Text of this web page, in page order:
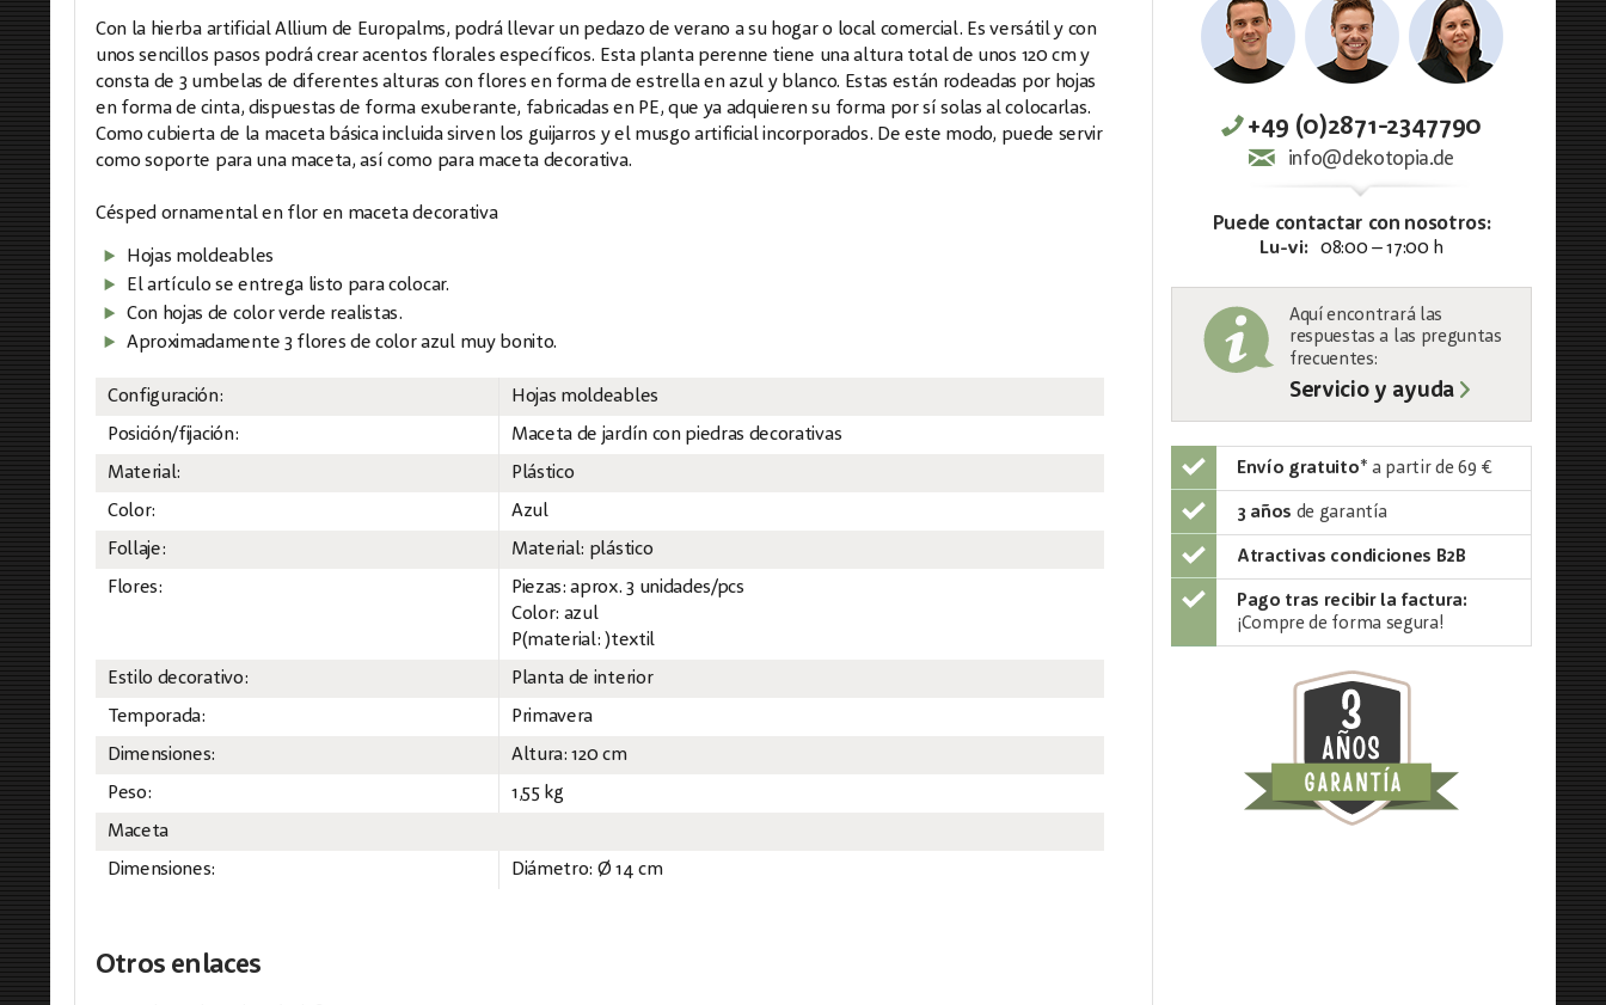
Con la hierba artificial Allium de Europalms, podrá llevar un pedazo de verano a su hogar o local comercial. Es versátil y con
unos sencillos pasos podrá crear acentos florales específicos. Esta planta perenne tiene una altura total de unos 120 cm y
consta de 3 umbelas de diferentes alturas con flores en forma de estrella en azul y blanco. Estas están rodeadas por hojas
en forma de cinta, dispuestas de forma exuberante, fabricadas en PE, que ya adquieren su forma por sí solas al colocarlas.
Como cubierta de la maceta básica incluida sirven los guijarros y el musgo artificial incorporados. De este modo, puede servir
como soporte para una maceta, así como para maceta decorativa.
Césped ornamental en flor en maceta decorativa
Hojas moldeables
El artículo se entrega listo para colocar.
Con hojas de color verde realistas.
Aproximadamente 3 flores de color azul muy bonito.
Configuración:
Hojas moldeables
Posición/fijación:
Maceta de jardín con piedras decorativas
Material:
Plástico
Color:
Azul
Follaje:
Material: plástico
Flores:
Piezas: aprox. 3 unidades/pcs
Color: azul
P(material: )textil
Estilo decorativo:
Planta de interior
Temporada:
Primavera
Dimensiones:
Altura: 120 cm
Peso:
1,55 kg
Maceta
Dimensiones:
Diámetro: Ø 14 cm
Otros enlaces
+49 (0)2871-2347790
info@dekotopia.de
Puede contactar con nosotros:
Lu-vi: 08:00 – 17:00 h
Aquí encontrará las
respuestas a las preguntas
frecuentes:
Servicio y ayuda
Envío gratuito* a partir de 69 €
3 años de garantía
Atractivas condiciones B2B
Pago tras recibir la factura:
¡Compre de forma segura!